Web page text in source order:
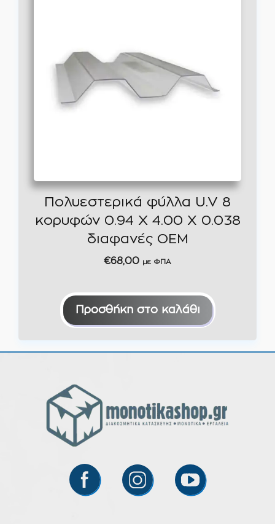
Πολυεστερικά φύλλα U.V 8
κορυφών 0.94 Χ 4.00 X 0.038
διαφανές OEM
€68,00 με ΦΠΑ
Προσθήκη στο καλάθι